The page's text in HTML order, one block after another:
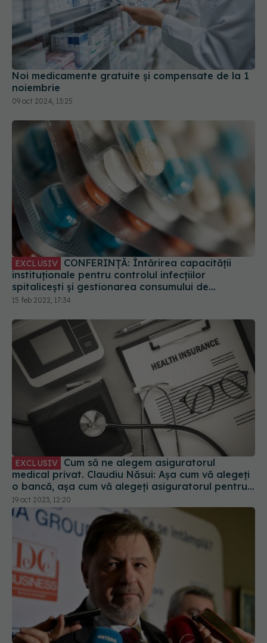
Noi medicamente gratuite şi compensate de la 1
noiembrie
09 oct 2024, 13:25
EXCLUSIV
instituționale pentru controlul infecțiilor
spitalicești și gestionarea consumului de
antibiotice. VIDEO
15 feb 2022, 17:34
EXCLUSIV
medical privat. Claudiu Năsui: Așa cum vă alegeți
o bancă, așa cum vă alegeți asiguratorul pentru
mașină
19 oct 2023, 12:20